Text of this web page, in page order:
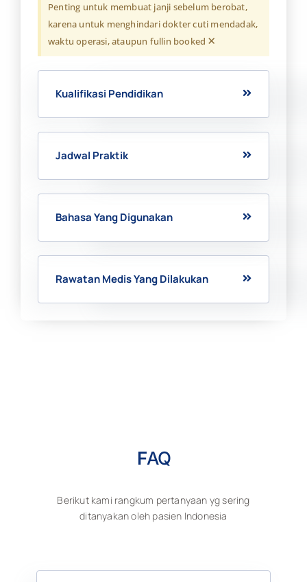
Penting untuk membuat janji sebelum berobat,
karena untuk menghindari dokter cuti mendadak,
waktu operasi, ataupun fullin booked ×
Kualifikasi Pendidikan
Jadwal Praktik
Bahasa Yang Digunakan
Rawatan Medis Yang Dilakukan
FAQ
Berikut kami rangkum pertanyaan yg sering
ditanyakan oleh pasien Indonesia